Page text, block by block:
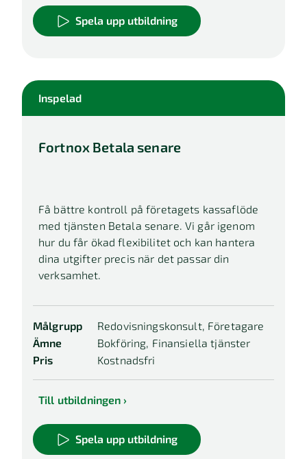
Spela upp utbildning
Inspelad
Fortnox Betala senare
Få bättre kontroll på företagets kassaflöde
med tjänsten Betala senare. Vi går igenom
hur du får ökad flexibilitet och kan hantera
dina utgifter precis när det passar din
verksamhet.
Målgrupp
Redovisningskonsult, Företagare
Ämne
Bokföring, Finansiella tjänster
Pris
Kostnadsfri
Till utbildningen
Spela upp utbildning